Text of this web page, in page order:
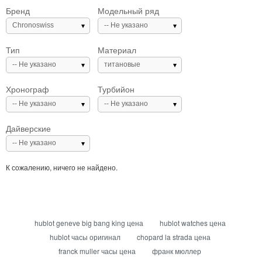
Бренд
Chronoswiss
Модельный ряд
-- Не указано
Тип
-- Не указано
Материал
титановые
Хронограф
-- Не указано
Турбийон
-- Не указано
Дайверские
-- Не указано
К сожалению, ничего не найдено.
hublot geneve big bang king цена
hublot watches цена
hublot часы оригинал
chopard la strada цена
franck muller часы цена
франк мюллер